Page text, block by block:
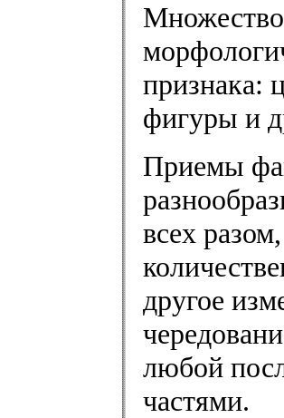
признака:
фигуры и
Приемы
всех
другое
любой
частями.